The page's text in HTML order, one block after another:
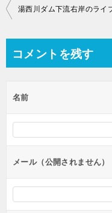
投
ビ
ー
シ
ン
コメントを残す
名前
メール（公開されません）